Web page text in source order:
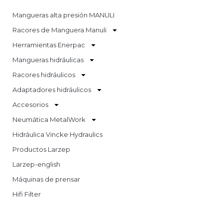
Mangueras alta presión MANULI
Racores de Manguera Manuli
Herramientas Enerpac
Mangueras hidráulicas
Racores hidráulicos
Adaptadores hidráulicos
Accesorios
Neumática MetalWork
Hidráulica Vincke Hydraulics
Productos Larzep
Larzep-english
Máquinas de prensar
Hifi Filter